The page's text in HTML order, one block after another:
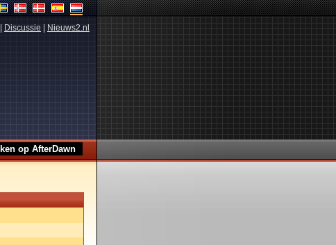
Discussie Nieuws2.nl